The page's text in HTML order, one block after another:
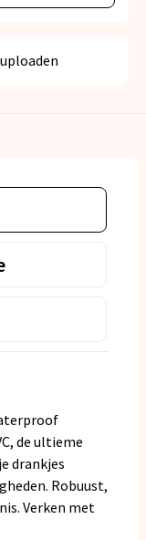
de ultieme
drankjes
Robuust,
Verken met